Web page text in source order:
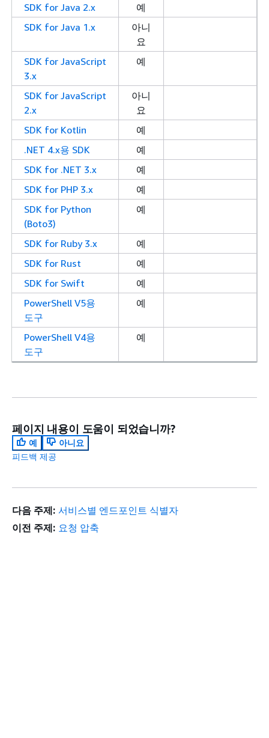
SDK for Java 2.x
예
SDK for Java 1.x
아니
요
SDK for JavaScript
3.x
예
SDK for JavaScript
2.x
아니
요
SDK for Kotlin
예
.NET 4.x용 SDK
예
SDK for .NET 3.x
예
SDK for PHP 3.x
예
SDK for Python
(Boto3)
예
SDK for Ruby 3.x
예
SDK for Rust
예
SDK for Swift
예
PowerShell V5용
도구
예
PowerShell V4용
도구
예
페이지 내용이 도움이 되었습니까?
예
아니요
피드백 제공
다음 주제: 서비스별 엔드포인트 식별자
이전 주제: 요청 압축